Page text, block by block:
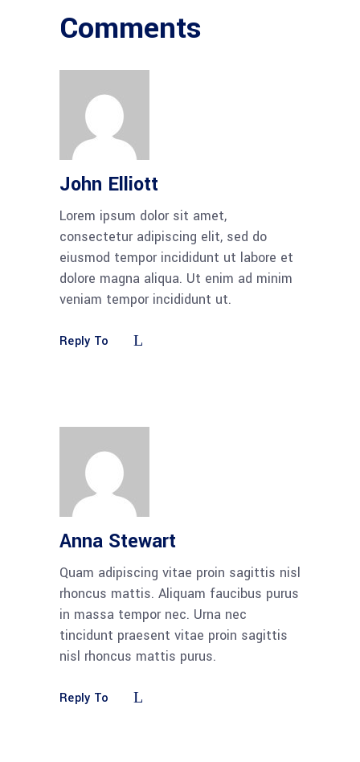
Comments
John Elliott
Lorem ipsum dolor sit amet,
consectetur adipiscing elit, sed do
eiusmod tempor incididunt ut labore et
dolore magna aliqua. Ut enim ad minim
veniam tempor incididunt ut.
Reply To
Anna Stewart
Quam adipiscing vitae proin sagittis nisl
rhoncus mattis. Aliquam faucibus purus
in massa tempor nec. Urna nec
tincidunt praesent vitae proin sagittis
nisl rhoncus mattis purus.
Reply To